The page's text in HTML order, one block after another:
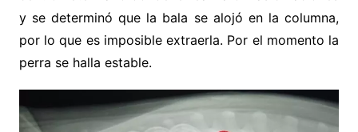
y se determinó que la bala se alojó en la columna,
por lo que es imposible extraerla. Por el momento la
perra se halla estable.